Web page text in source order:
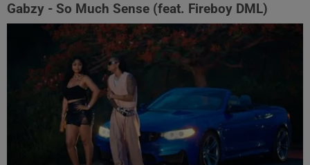
Gabzy - So Much Sense (feat. Fireboy DML)